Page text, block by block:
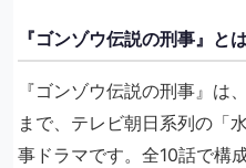
『ゴンゾウ伝説の刑事』と
『ゴンゾウ伝説の刑事』
まで、テレビ朝日系列の「
事ドラマです。全10話で構